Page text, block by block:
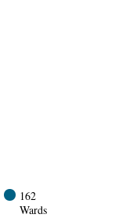
162
Wards